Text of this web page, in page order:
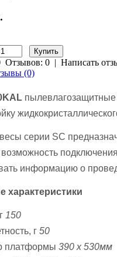
Отзывов: 0 | Написать
(0)
серии SC
информацию о
характеристики
150
г 50
платформы 390 x 530мм